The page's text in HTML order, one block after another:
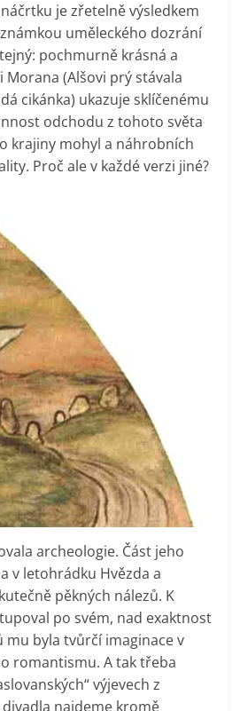
je zřetelně výsledkem
uměleckého dozrání
pochmurně krásná a
(Alšovi prý stávala
cikánka) ukazuje sklíčenému
odchodu z tohoto světa
krajiny mohyl a náhrobních
Proč ale v každé verzi jiné?
archeologie. Část jeho
v letohrádku Hvězda a
pěkných nálezů. K
po svém, nad exaktnost
mu byla tvůrčí imaginace v
romantismu. A tak třeba
výjevech z
najdeme kromě